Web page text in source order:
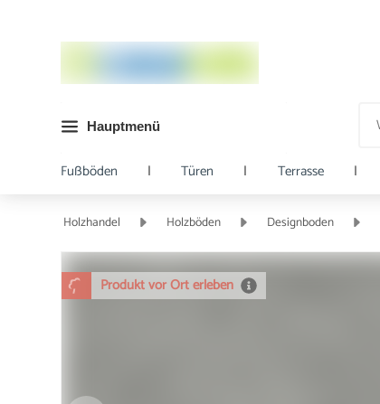
Hauptmenü
Fußböden | Türen | Terrasse |
Holzhandel Holzböden Designboden
Produkt vor Ort erleben